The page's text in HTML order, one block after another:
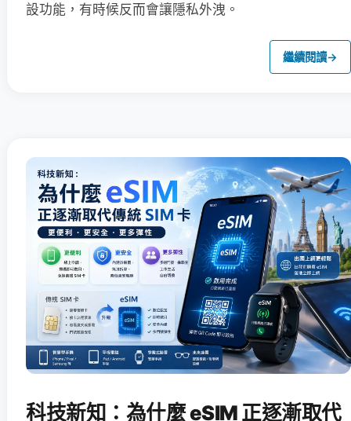
設功能，有時候反而會讓隱私外洩。
繼續閱讀→
科技新知：為什麼 eSIM 正逐漸取代